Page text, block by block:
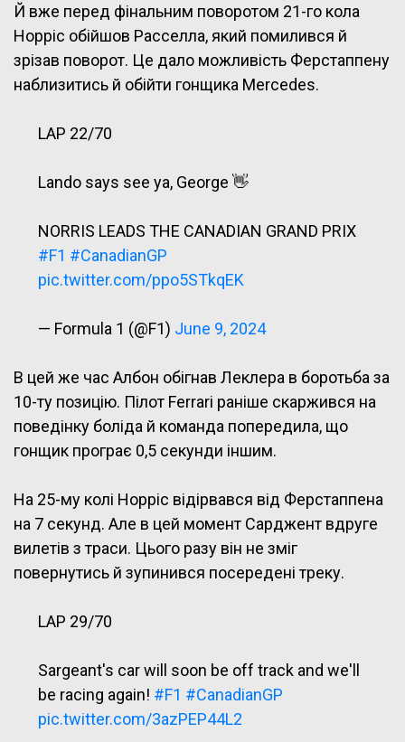
Й вже перед фінальним поворотом 21-го кола
Норріс обійшов Расселла, який помилився й
зрізав поворот. Це дало можливість Ферстаппену
наблизитись й обійти гонщика Mercedes.
LAP 22/70
Lando says see ya, George 👋
NORRIS LEADS THE CANADIAN GRAND PRIX
#F1 #CanadianGP
pic.twitter.com/ppo5STkqEK
— Formula 1 (@F1) June 9, 2024
В цей же час Албон обігнав Леклера в боротьба за
10-ту позицію. Пілот Ferrari раніше скаржився на
поведінку боліда й команда попередила, що
гонщик програє 0,5 секунди іншим.
На 25-му колі Норріс відірвався від Ферстаппена
на 7 секунд. Але в цей момент Сарджент вдруге
вилетів з траси. Цього разу він не зміг
повернутись й зупинився посередені треку.
LAP 29/70
Sargeant's car will soon be off track and we'll
be racing again! #F1 #CanadianGP
pic.twitter.com/3azPEP44L2